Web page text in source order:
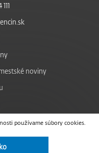
používame súbory cookies.
noviny